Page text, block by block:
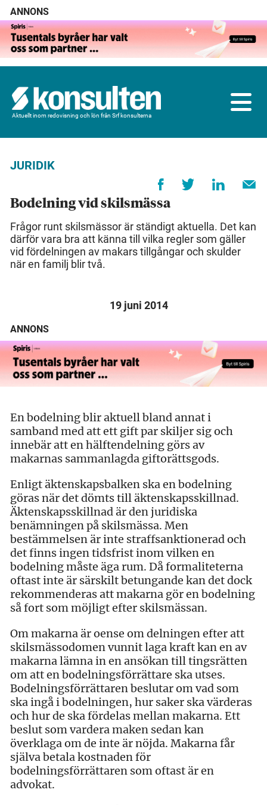
ANNONS
Aktuellt inom redovisning och lön från Srf konsulterna
JURIDIK
Bodelning vid skilsmässa
Frågor runt skilsmässor är ständigt aktuella. Det kan
därför vara bra att känna till vilka regler som gäller
vid fördelningen av makars tillgångar och skulder
när en familj blir två.
19 juni 2014
ANNONS
En bodelning blir aktuell bland annat i
samband med att ett gift par skiljer sig och
innebär att en hälftendelning görs av
makarnas sammanlagda giftorättsgods.
Enligt äktenskapsbalken ska en bodelning
göras när det dömts till äktenskapsskillnad.
Äktenskapsskillnad är den juridiska
benämningen på skilsmässa. Men
bestämmelsen är inte straffsanktionerad och
det finns ingen tidsfrist inom vilken en
bodelning måste äga rum. Då formaliteterna
oftast inte är särskilt betungande kan det dock
rekommenderas att makarna gör en bodelning
så fort som möjligt efter skilsmässan.
Om makarna är oense om delningen efter att
skilsmässodomen vunnit laga kraft kan en av
makarna lämna in en ansökan till tingsrätten
om att en bodelningsförrättare ska utses.
Bodelningsförrättaren beslutar om vad som
ska ingå i bodelningen, hur saker ska värderas
och hur de ska fördelas mellan makarna. Ett
beslut som vardera maken sedan kan
överklaga om de inte är nöjda. Makarna får
själva betala kostnaden för
bodelningsförrättaren som oftast är en
advokat.